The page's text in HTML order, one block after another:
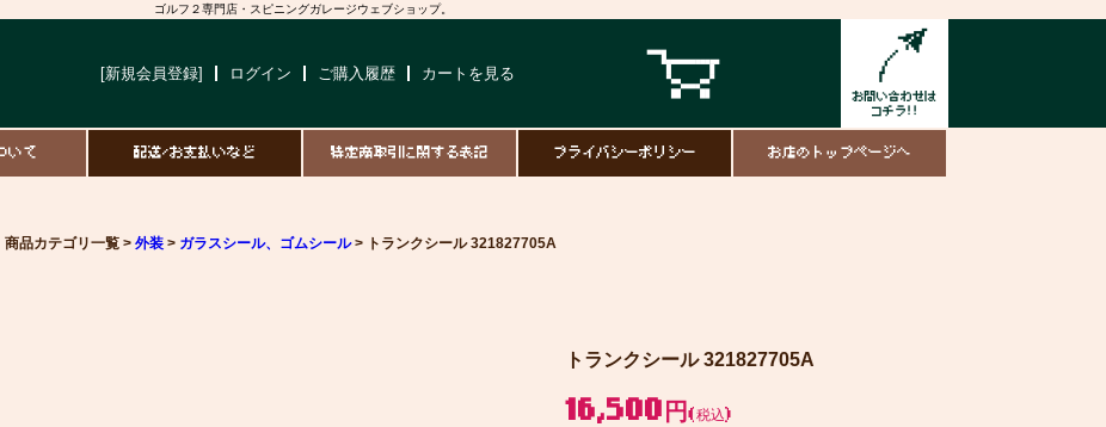
ゴルフ２専門店・スピニングガレージウェブショップ。
[新規会員登録] ログイン ご購入履歴 カートを見る
いて 配送/お支払いなど 特定商取引に関する表記 プライバシーポリシー お店のトップページへ
商品カテゴリ一覧 > 外装 > ガラスシール、ゴムシール> トランクシール 321827705A
トランクシール 321827705A
16,500円(税込)